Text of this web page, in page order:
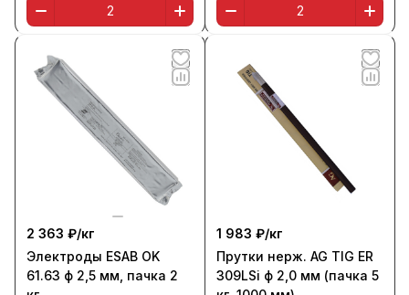
2 363 ₽/кг
Электроды ESAB OK
61.63 ф 2,5 мм, пачка 2
1 983 ₽/кг
Прутки нерж. AG TIG ER
309LSi ф 2,0 мм (пачка 5